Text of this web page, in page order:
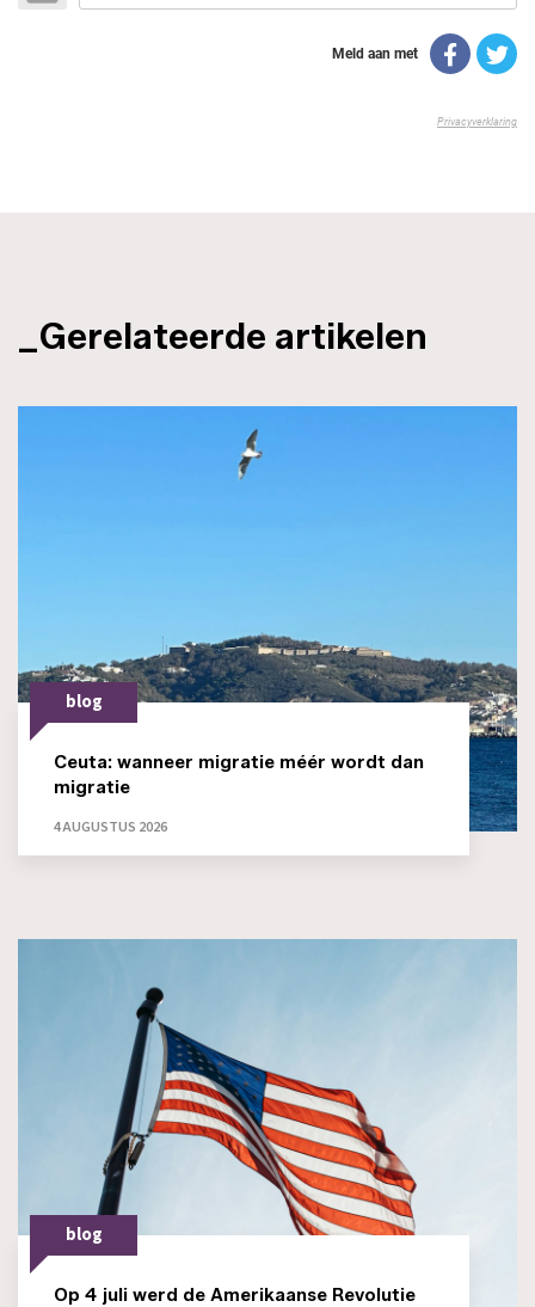
_Gerelateerde artikelen
blog
Ceuta: wanneer migratie méér wordt dan
migratie
4 AUGUSTUS 2026
blog
Op 4 juli werd de Amerikaanse Revolutie